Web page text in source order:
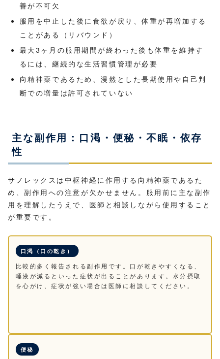
善が不可欠
服用を中止した後に食欲が戻り、体重が再増加する
ことがある（リバウンド）
最大3ヶ月の服用期間が終わった後も体重を維持す
るには、継続的な生活習慣管理が必要
向精神薬であるため、漫然とした長期使用や自己判
断での増量は許可されていない
主な副作用：口渇・便秘・不眠・依存
性
サノレックスは中枢神経に作用する向精神薬であるた
め、副作用への注意が欠かせません。服用前に主な副作
用を理解したうえで、医師と相談しながら使用すること
が重要です。
口渇（口の乾き）
比較的多く報告される副作用です。口が乾きやすくなる、
唾液が減るといった症状が出ることがあります。水分摂取
を心がけ、症状が強い場合は医師に相談してください。
便秘